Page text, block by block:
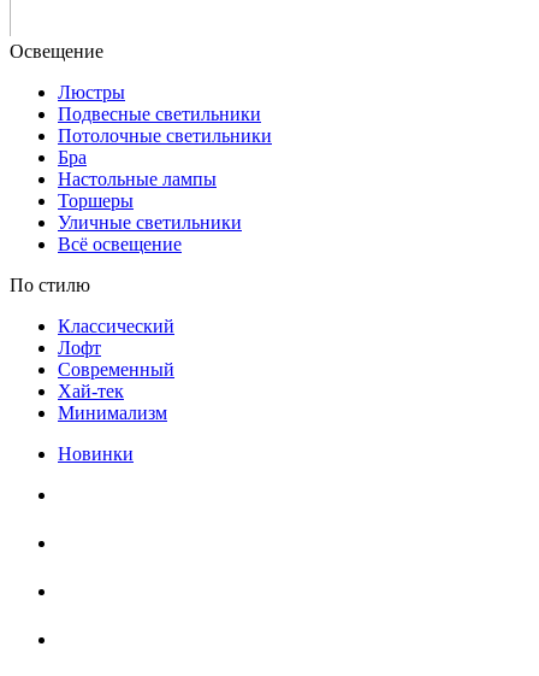
Люстры
Подвесные светильники
Потолочные светильники
Бра
Настольные лампы
Торшеры
Уличные светильники